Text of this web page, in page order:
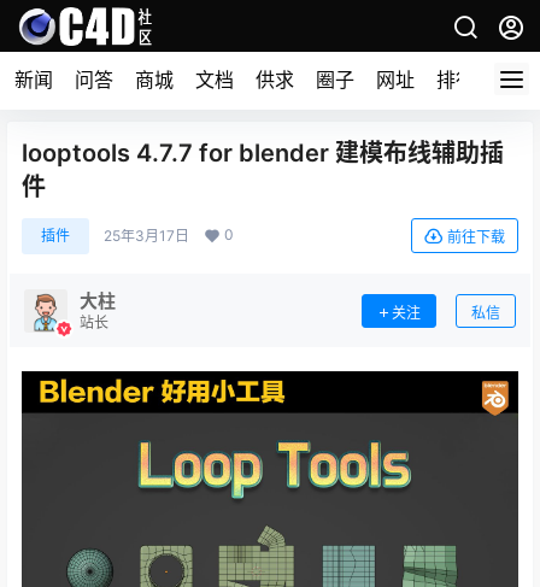
新闻 问答 商城 文档 供求 圈子 网址 排行榜
looptools 4.7.7 for blender 建模布线辅助插
件
插件 25年3月17日 0 前往下载
大柱
站长
关注 私信